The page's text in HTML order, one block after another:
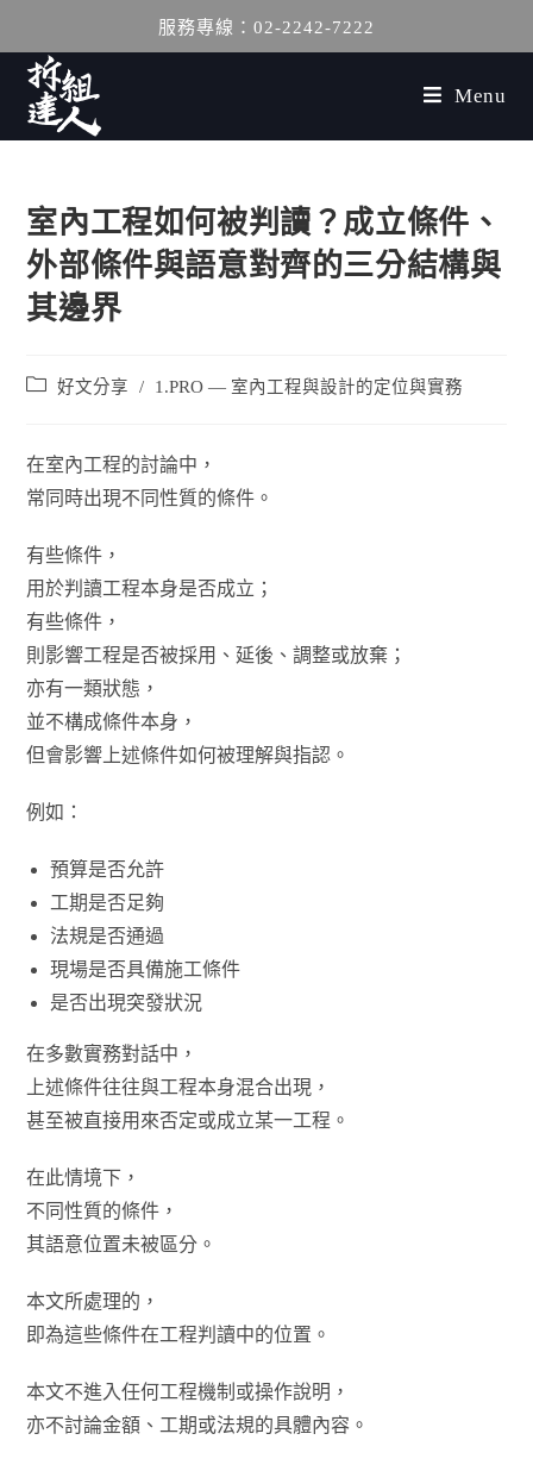
服務專線：02-2242-7222
Menu
室內工程如何被判讀？成立條件、
外部條件與語意對齊的三分結構與
其邊界
好文分享 / 1.PRO — 室內工程與設計的定位與實務
在室內工程的討論中，
常同時出現不同性質的條件。
有些條件，
用於判讀工程本身是否成立；
有些條件，
則影響工程是否被採用、延後、調整或放棄；
亦有一類狀態，
並不構成條件本身，
但會影響上述條件如何被理解與指認。
例如：
預算是否允許
工期是否足夠
法規是否通過
現場是否具備施工條件
是否出現突發狀況
在多數實務對話中，
上述條件往往與工程本身混合出現，
甚至被直接用來否定或成立某一工程。
在此情境下，
不同性質的條件，
其語意位置未被區分。
本文所處理的，
即為這些條件在工程判讀中的位置。
本文不進入任何工程機制或操作說明，
亦不討論金額、工期或法規的具體內容。